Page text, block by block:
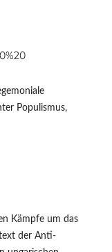
Populismus,
Kämpfe um das
der Anti-